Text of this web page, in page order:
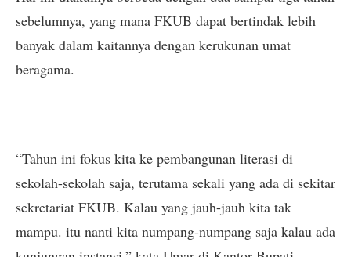
sebelumnya, yang mana FKUB dapat bertindak lebih
banyak dalam kaitannya dengan kerukunan umat
beragama.
“Tahun ini fokus kita ke pembangunan literasi di
sekolah-sekolah saja, terutama sekali yang ada di sekitar
sekretariat FKUB. Kalau yang jauh-jauh kita tak
mampu. itu nanti kita numpang-numpang saja kalau ada